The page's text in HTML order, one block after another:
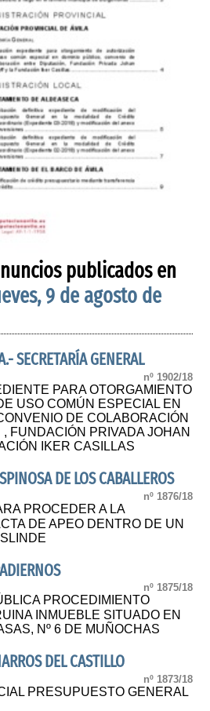
publicados en
9 de agosto de
SECRETARÍA GENERAL
nº 1902/18
PARA OTORGAMIENTO
USO COMÚN ESPECIAL EN
DE COLABORACIÓN
FUNDACIÓN PRIVADA JOHAN
IKER CASILLAS
DE LOS CABALLEROS
nº 1876/18
PROCEDER A LA
DE APEO DENTRO DE UN
nº 1875/18
PROCEDIMIENTO
INMUEBLE SITUADO EN
Nº 6 DE MUÑOCHAS
DEL CASTILLO
nº 1873/18
PRESUPUESTO GENERAL